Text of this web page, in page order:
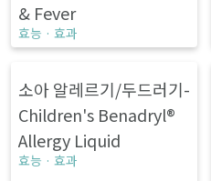
& Fever
효능 · 효과
소아 알레르기/두드러기-
Children's Benadryl®
Allergy Liquid
효능 · 효과